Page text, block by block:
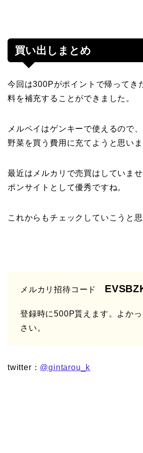
買い出しまとめ
今回は300Pがポイントで帰ってき
料を補充することができました。
メルペイはゲンキーで使えるので
野菜を買う費用に充てようと思いま
最近はメルカリで売買はしていま
ポンサイトとして優秀ですね。
これからもチェックしていこうと思
メルカリ招待コード
登録時に500P貰えます。よか
さい。
twitter： @gintarou_k